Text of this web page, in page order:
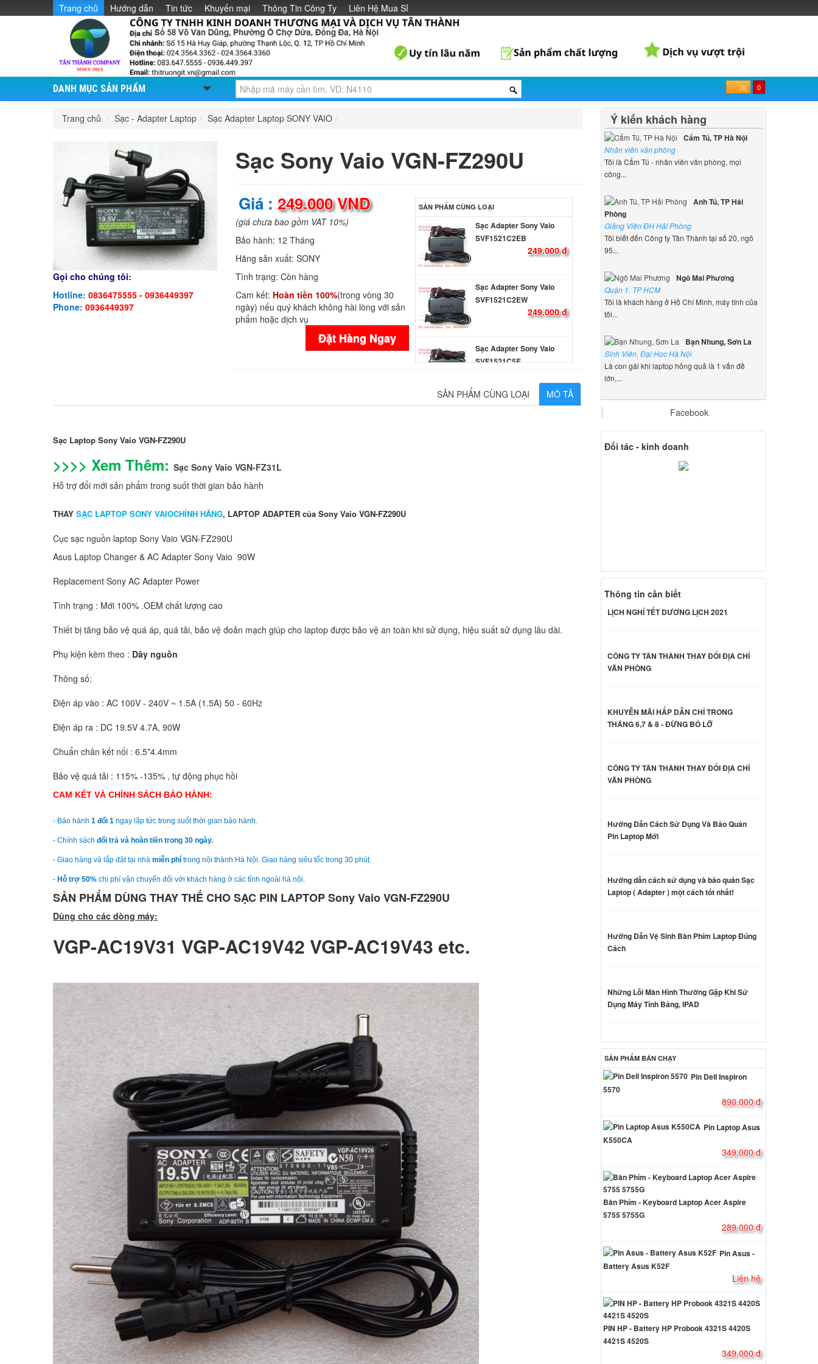
Trang chủ Hướng dẫn Tin tức Khuyến mại Thông Tin Công Ty Liên Hệ Mua Sỉ
DANH MỤC SẢN PHẨM [0] 0
Trang chủ / Sạc - Adapter Laptop / Sạc Adapter Laptop SONY VAIO /
Gọi cho chúng tôi:
Hotline: 0836475555 - 0936449397
Phone: 0936449397
Sạc Sony Vaio VGN-FZ290U
Giá : 249.000 VND
(giá chưa bao gồm VAT 10%)
Bảo hành: 12 Tháng
Hãng sản xuất: SONY
Tình trạng: Còn hàng
Cam kết: Hoàn tiền 100%(trong vòng 30
ngày) nếu quý khách không hài lòng với sản
phẩm hoặc dịch vụ
Đặt Hàng Ngay
SẢN PHẨM CÙNG LOẠI
Sạc Adapter Sony Vaio
SVF1521C2EB
249.000 đ
Sạc Adapter Sony Vaio
SVF1521C2EW
249.000 đ
Sạc Adapter Sony Vaio
SVF1521C5E
Sạc Adapter Laptop Sony
Vaio 19.5V 6.2A 120W
Sạc Adapter Laptop Sony
Sạc Adapter Laptop Sony
Vaio VGP-AC19V71
Sạc Laptop Sony Vaio
19.5V 2A Không Cổng USB
19.5V 3.3A
Sạc Laptop Sony Vaio
19.5V 2A Có Thêm Đầu
Cổng USB
MÔ TẢ
SẢN PHẨM CÙNG LOẠI
Sạc Laptop Sony Vaio VGN-FZ290U
>>>> Xem Thêm: Sạc Sony Vaio VGN-FZ31L
Hỗ trợ đổi mới sản phẩm trong suốt thời gian bảo hành
THAY SẠC LAPTOP SONY VAIOCHÍNH HÃNG, LAPTOP ADAPTER của Sony Vaio VGN-FZ290U
Cục sạc nguồn laptop Sony Vaio VGN-FZ290U
Asus Laptop Changer & AC Adapter Sony Vaio 90W
Replacement Sony AC Adapter Power
Tình trạng : Mới 100% .OEM chất lượng cao
Thiết bị tăng bảo vệ quá áp, quá tải, bảo vệ đoản mạch giúp cho laptop được bảo vệ an toàn khi sử dụng, hiệu suất sử dụng lâu dài.
Phụ kiện kèm theo : Dây nguồn
Thông số:
Điện áp vào : AC 100V - 240V ~ 1.5A (1.5A) 50 - 60Hz
Điện áp ra : DC 19.5V 4.7A, 90W
Chuẩn chân kết nối : 6.5*4.4mm
Bảo vệ quá tải : 115% -135% , tự động phục hồi
CAM KẾT VÀ CHÍNH SÁCH BẢO HÀNH:
- Bảo hành 1 đổi 1 ngay lập tức trong suốt thời gian bảo hành.
- Chính sách đổi trả và hoàn tiền trong 30 ngày.
- Giao hàng và lắp đặt tại nhà miễn phí trong nội thành Hà Nội. Giao hàng siêu tốc trong 30 phút.
- Hỗ trợ 50% chi phí vận chuyển đối với khách hàng ở các tỉnh ngoài hà nội.
SẢN PHẨM DÙNG THAY THẾ CHO SẠC PIN LAPTOP Sony Vaio VGN-FZ290U
Dùng cho các dòng máy:
VGP-AC19V31 VGP-AC19V42 VGP-AC19V43 etc.
Ý kiến khách hàng
Cẩm Tú, TP Hà Nội
Nhân viên văn phòng
Tôi là Cẩm Tú - nhân viên văn phòng, mọi
công...
Anh Tú, TP Hải
Phòng
Giảng Viên ĐH Hải Phòng
Tôi biết đến Công ty Tân Thành tại số 20, ngõ
95...
Ngô Mai Phương
Quận 1. TP HCM
Tôi là khách hàng ở Hồ Chí Minh, máy tính của
tôi...
Bạn Nhung, Sơn La
Sinh Viên, Đại Học Hà Nội
Là con gái khi laptop hỏng quả là 1 vấn đề
lớn,...
Facebook
Đối tác - kinh doanh
Thông tin cần biết
LỊCH NGHỈ TẾT DƯƠNG LỊCH 2021
CÔNG TY TÂN THÀNH THAY ĐỔI ĐỊA CHỈ
VĂN PHÒNG
KHUYỄN MÃI HẤP DẪN CHỈ TRONG
THÁNG 6,7 & 8 - ĐỪNG BỎ LỠ
CÔNG TY TÂN THÀNH THAY ĐỔI ĐỊA CHỈ
VĂN PHÒNG
Hướng Dẫn Cách Sử Dụng Và Bảo Quản
Pin Laptop Mới
Hướng dẫn cách sử dụng và bảo quản Sạc
Laptop ( Adapter ) một cách tốt nhất!
Hướng Dẫn Vệ Sinh Bàn Phím Laptop Đúng
Cách
Những Lỗi Màn Hình Thường Gặp Khi Sử
Dụng Máy Tính Bảng, IPAD
SẢN PHẨM BÁN CHẠY
Pin Dell Inspiron
5570
890.000 đ
Pin Laptop Asus
K550CA
349.000 đ
Bàn Phím - Keyboard Laptop Acer Aspire
5755 5755G
289.000 đ
Pin Asus -
Battery Asus K52F
Liên hệ
PIN HP - Battery HP Probook 4321S 4420S
4421S 4520S
349.000 đ